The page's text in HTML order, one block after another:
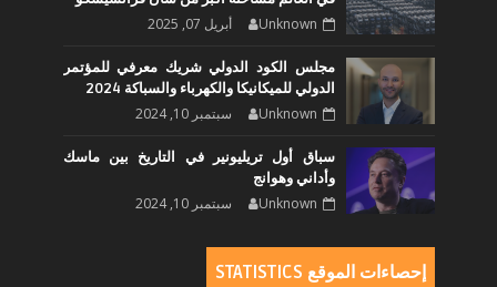
Unknown أبريل 07, 2025
مجلس الكود الدولي شريك معرفي للمؤتمر
الدولي للميكانيكا والكهرباء والسباكة 2024
Unknown سبتمبر 10, 2024
سباق أول تريليونير في التاريخ بين ماسك
وأداني وهوانج
Unknown سبتمبر 10, 2024
إحصاءات الموقع STATISTICS